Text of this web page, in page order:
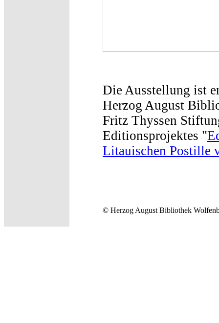
Die Ausstellung ist
Herzog August
Fritz Thyssen
Editionsprojektes "
Litauischen Postille
© Herzog August Bibliothek